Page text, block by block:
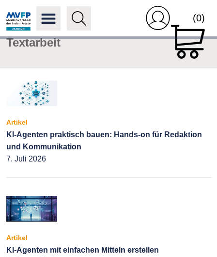
(0)
Textarbeit
Artikel
KI-Agenten praktisch bauen: Hands-on für Redaktion
und Kommunikation
7. Juli 2026
Artikel
KI-Agenten mit einfachen Mitteln erstellen